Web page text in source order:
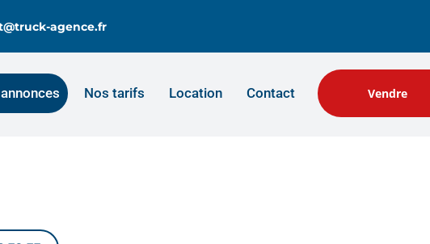
agence.fr
Nos tarifs Location Contact Vendre